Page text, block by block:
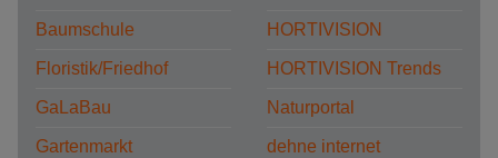
Baumschule
Floristik/Friedhof
GaLaBau
Gartenmarkt
HORTIVISION
HORTIVISION Trends
Naturportal
dehne internet